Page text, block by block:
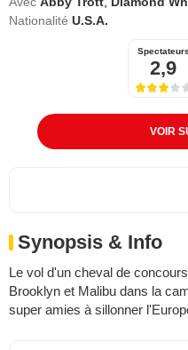
Nationalité U.S.A.
Spectateurs
2,9
VOIR
Synopsis & Info
Le vol d'un cheval de
Brooklyn et Malibu dans la
super amies à sillonner